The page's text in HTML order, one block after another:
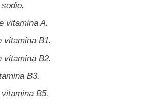
vitamina A.
vitamina B1.
vitamina B2.
B3.
B5.